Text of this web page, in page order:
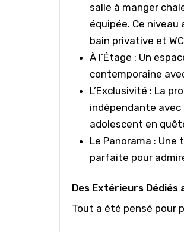
salle à manger
équipée. Ce
bain privative et
À l’Étage : Un
contemporaine
L’Exclusivité : La
indépendante avec
adolescent en
Le Panorama : Une
parfaite pour
Des Extérieurs Dédiés
Tout a été pensé pour